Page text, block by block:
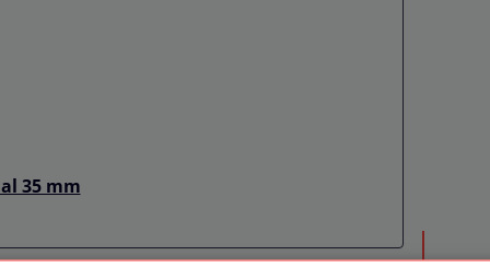
35 mm